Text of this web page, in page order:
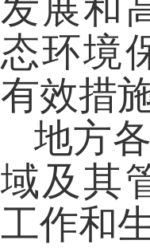
发展和
态环境
有效措
地方
域及其
工作和